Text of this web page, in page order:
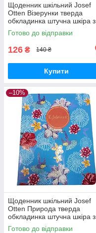
Щоденник шкільний Josef
Otten Візерунки тверда
обкладинка штучна шкіра з
УФ лаком (2020-24D)
Готово до відправки
126 ₴ 140 ₴
Купити
–10%
Щоденник шкільний Josef
Otten Природа тверда
обкладинка штучна шкіра з
УФ лаком (2020-21D)
Готово до відправки